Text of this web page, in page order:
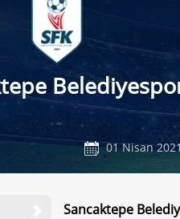
01 Nisan
Sancaktepe